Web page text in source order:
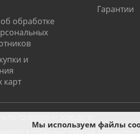
обработке
и
карт
Гарантии
публичной офертой,
Мы используем файлы